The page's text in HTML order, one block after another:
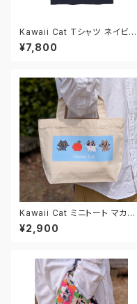
Kawaii Cat Tシャツ ネイビー/
ブルー
¥7,800
Kawaii Cat ミニトート マカロ
ンソーダ
¥2,900